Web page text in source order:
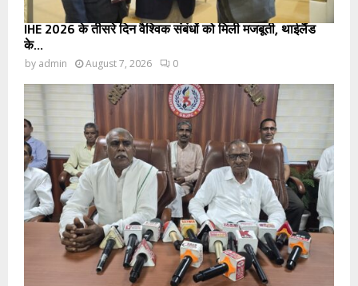
IHE 2026 के तीसरे दिन वैश्विक संबंधों को मिली मजबूती, थाईलैंड
के...
by admin August 7, 2026 0